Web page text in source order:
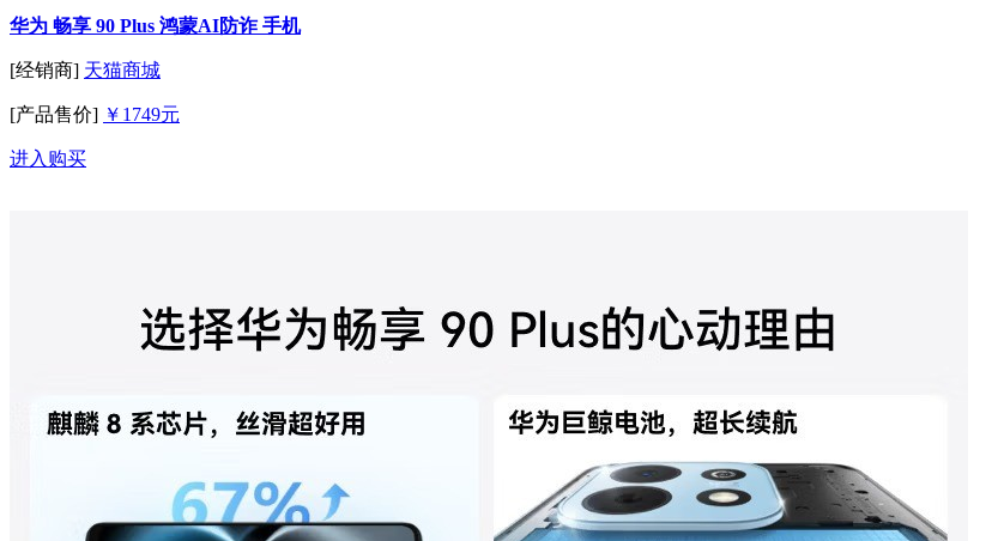
华为 畅享 90 Plus 鸿蒙AI防诈 手机
[经销商] 天猫商城
[产品售价] ￥1749元
进入购买